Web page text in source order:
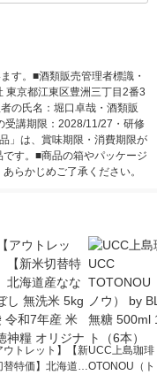
す。■酒類販売管理者標識・
東京都江東区豊洲三丁目2番3
の氏名：堀口卓哉・酒類販
受講期限：2028/11/27・研修
」は、賞味期限・消費期限が
す。■商品の箱やパッケージ
らかじめご了承ください。
ウトレット】【新
替特価】北海道産
UCC上島珈琲
OTONOU（